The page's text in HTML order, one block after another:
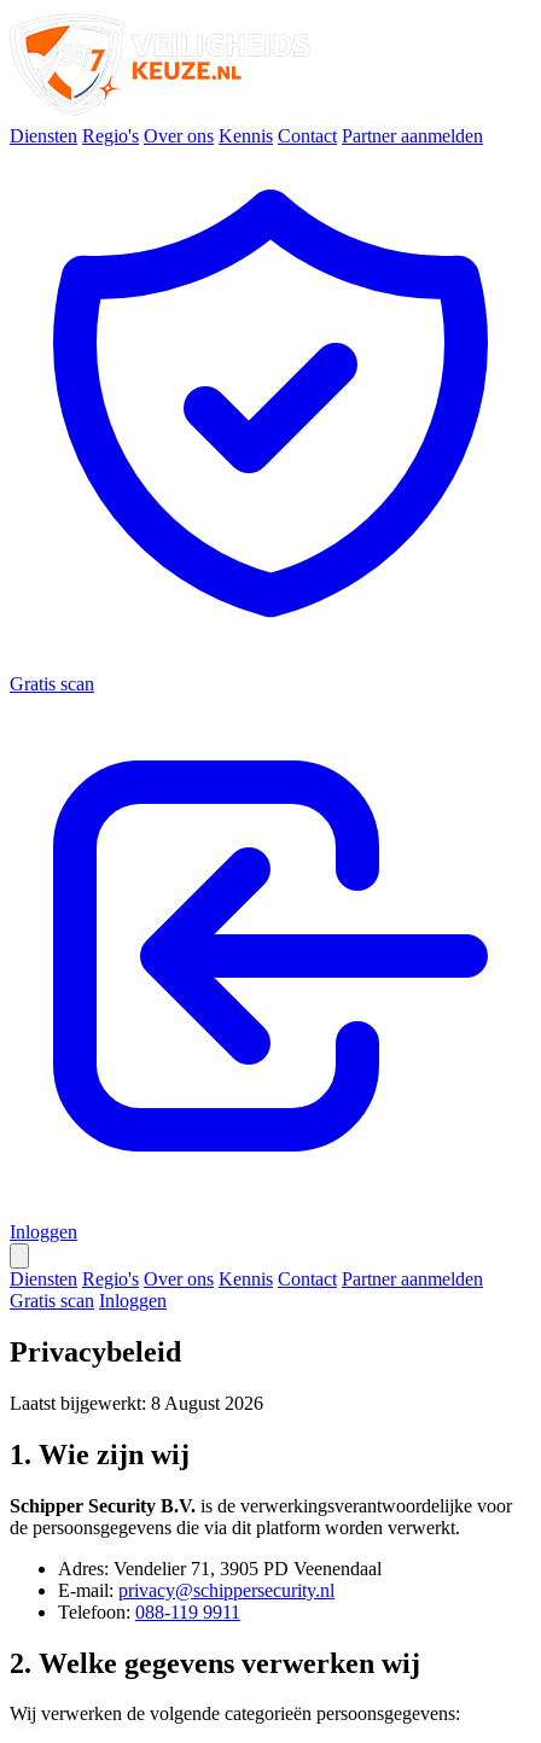
Diensten Regio's Over ons Kennis Contact Partner aanmelden
Gratis scan
Inloggen
Diensten Regio's Over ons Kennis Contact Partner aanmelden
Gratis scan Inloggen
Privacybeleid
Laatst bijgewerkt: 8 August 2026
1. Wie zijn wij
Schipper Security B.V. is de verwerkingsverantwoordelijke voor
de persoonsgegevens die via dit platform worden verwerkt.
Adres: Vendelier 71, 3905 PD Veenendaal
E-mail: privacy@schippersecurity.nl
Telefoon: 088-119 9911
2. Welke gegevens verwerken wij
Wij verwerken de volgende categorieën persoonsgegevens: